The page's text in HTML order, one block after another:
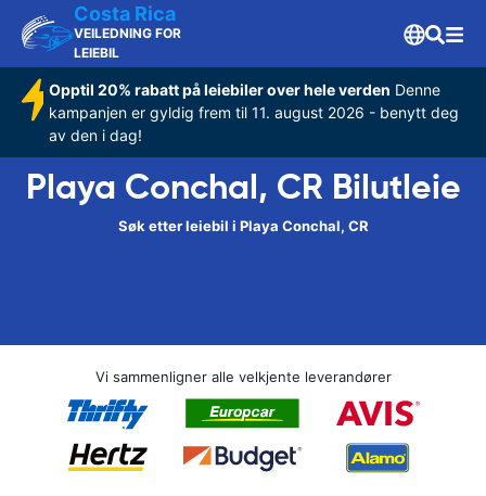
Costa Rica
VEILEDNING FOR
LEIEBIL
Opptil 20% rabatt på leiebiler over hele verden Denne
kampanjen er gyldig frem til 11. august 2026 - benytt deg
av den i dag!
Playa Conchal, CR Bilutleie
Søk etter leiebil i Playa Conchal, CR
Vi sammenligner alle velkjente leverandører